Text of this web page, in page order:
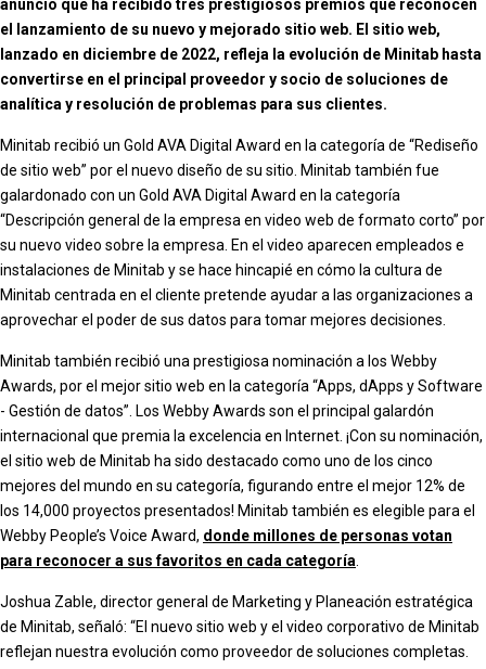
anunció que ha recibido tres prestigiosos premios que reconocen
el lanzamiento de su nuevo y mejorado sitio web. El sitio web,
lanzado en diciembre de 2022, refleja la evolución de Minitab hasta
convertirse en el principal proveedor y socio de soluciones de
analítica y resolución de problemas para sus clientes.
Minitab recibió un Gold AVA Digital Award en la categoría de “Rediseño
de sitio web” por el nuevo diseño de su sitio. Minitab también fue
galardonado con un Gold AVA Digital Award en la categoría
“Descripción general de la empresa en video web de formato corto” por
su nuevo video sobre la empresa. En el video aparecen empleados e
instalaciones de Minitab y se hace hincapié en cómo la cultura de
Minitab centrada en el cliente pretende ayudar a las organizaciones a
aprovechar el poder de sus datos para tomar mejores decisiones.
Minitab también recibió una prestigiosa nominación a los Webby
Awards, por el mejor sitio web en la categoría “Apps, dApps y Software
- Gestión de datos”. Los Webby Awards son el principal galardón
internacional que premia la excelencia en Internet. ¡Con su nominación,
el sitio web de Minitab ha sido destacado como uno de los cinco
mejores del mundo en su categoría, figurando entre el mejor 12% de
los 14,000 proyectos presentados! Minitab también es elegible para el
Webby People’s Voice Award, donde millones de personas votan
para reconocer a sus favoritos en cada categoría
Joshua Zable, director general de Marketing y Planeación estratégica
de Minitab, señaló: “El nuevo sitio web y el video corporativo de Minitab
reflejan nuestra evolución como proveedor de soluciones completas.